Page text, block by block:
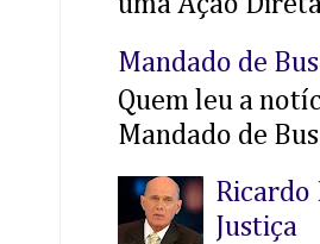
Mandado de
Quem leu a
Mandado de
Ricardo
Justiça